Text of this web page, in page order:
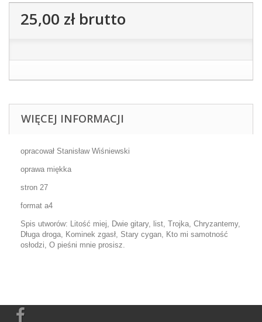
25,00 złbrutto
WIĘCEJ INFORMACJI
opracował Stanisław Wiśniewski
oprawa miękka
stron 27
format a4
Spis utworów: Litość miej, Dwie gitary, list, Trojka, Chryzantemy,
Długa droga, Kominek zgasł, Stary cygan, Kto mi samotność
osłodzi, O pieśni mnie prosisz.